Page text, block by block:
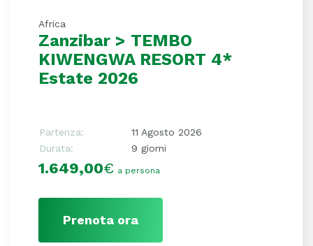
Africa
Zanzibar > TEMBO
KIWENGWA RESORT 4*
Estate 2026
Partenza:
11 Agosto 2026
Durata:
9 giorni
1.649,00€ a persona
Prenota ora